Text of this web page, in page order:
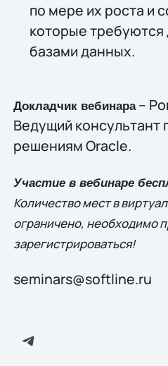
по мере их роста и
которые требуются
базами данных.
Докладчик вебинара–
Ведущий консультант
решениям Oracle.
Участие в вебинаре
Количество мест в
ограничено, необходимо
зарегистрироваться!
seminars@softline.ru